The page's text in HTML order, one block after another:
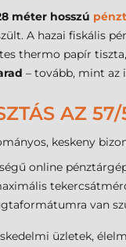
méter hosszú
A hazai fiskális
thermo papír
– tovább, mint az
AZ
keskeny
online
van
üzletek,